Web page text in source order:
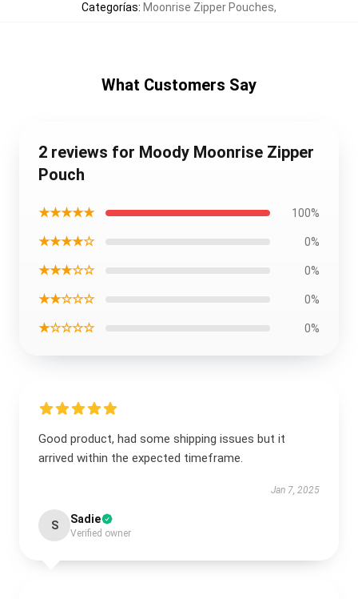
Categorías: Moonrise Zipper Pouches,
What Customers Say
2 reviews for Moody Moonrise Zipper
Pouch
★★★★★ 100%
★★★★☆ 0%
★★★☆☆ 0%
★★☆☆☆ 0%
★☆☆☆☆ 0%
Good product, had some shipping issues but it
arrived within the expected timeframe.
Jan 7, 2025
S Sadie
Verified owner